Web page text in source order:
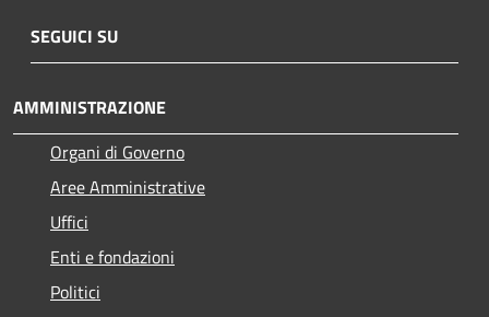
SEGUICI SU
AMMINISTRAZIONE
Organi di Governo
Aree Amministrative
Uffici
Enti e fondazioni
Politici